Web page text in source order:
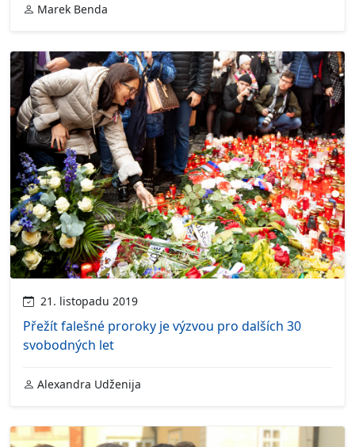
Marek Benda
21. listopadu 2019
Přežít falešné proroky je výzvou pro dalších 30
svobodných let
Alexandra Udženija